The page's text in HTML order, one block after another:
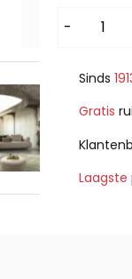
-
Alternative:
Sinds
Gratis
Laagste